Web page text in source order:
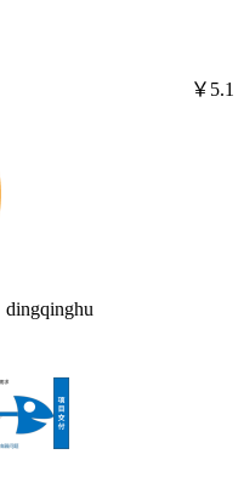
dingqinghu
￥5.1